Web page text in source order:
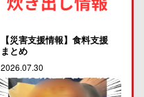
【災害支援情報】食料支援
まとめ
2026.07.30